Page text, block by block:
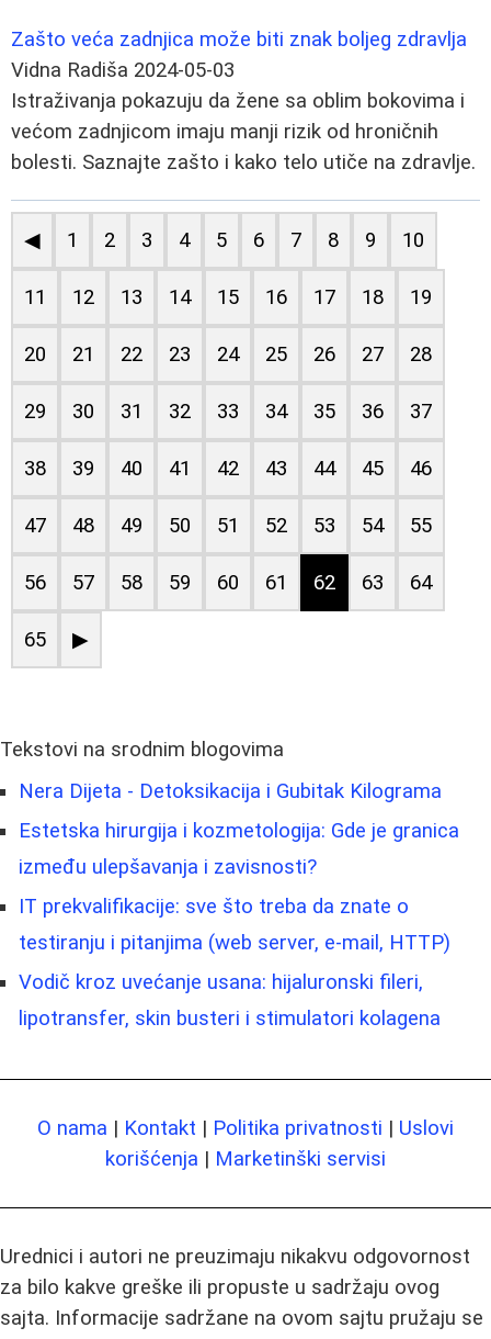
Zašto veća zadnjica može biti znak boljeg zdravlja
Vidna Radiša 2024-05-03
Istraživanja pokazuju da žene sa oblim bokovima i
većom zadnjicom imaju manji rizik od hroničnih
bolesti. Saznajte zašto i kako telo utiče na zdravlje.
◀ 1 2 3 4 5 6 7 8 9 10
11 12 13 14 15 16 17 18 19
20 21 22 23 24 25 26 27 28
29 30 31 32 33 34 35 36 37
38 39 40 41 42 43 44 45 46
47 48 49 50 51 52 53 54 55
56 57 58 59 60 61 62 63 64
65 ▶
Tekstovi na srodnim blogovima
Nera Dijeta - Detoksikacija i Gubitak Kilograma
Estetska hirurgija i kozmetologija: Gde je granica
između ulepšavanja i zavisnosti?
IT prekvalifikacije: sve što treba da znate o
testiranju i pitanjima (web server, e-mail, HTTP)
Vodič kroz uvećanje usana: hijaluronski fileri,
lipotransfer, skin busteri i stimulatori kolagena
O nama | Kontakt | Politika privatnosti | Uslovi
korišćenja | Marketinški servisi
Urednici i autori ne preuzimaju nikakvu odgovornost
za bilo kakve greške ili propuste u sadržaju ovog
sajta. Informacije sadržane na ovom sajtu pružaju se